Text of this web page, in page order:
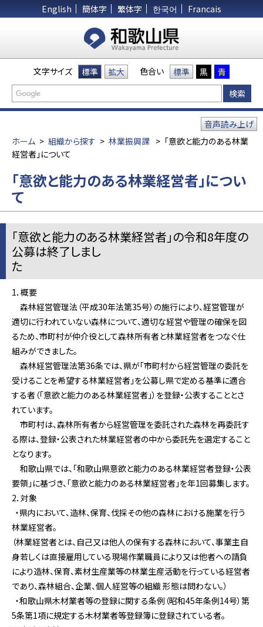
English 簡体字 繁体字 한국어 Francais
文字サイズ 標準 拡大 色合い 標準 黒 青
ホーム > 組織から探す > 林業振興課 > 「意欲と能力のある林業
経営者」について
音声読み上げ
「意欲と能力のある林業経営者」につい
て
「意欲と能力のある林業経営者」の令和8年度の
公募は終了しまし
1．概要
森林経営管理法（平成30年法第35号）の施行により、経営管理が
適切に行われていない森林について、適切な経営や管理の確保を図
るため、市町村が仲介役として森林所有者と林業経営者をつなぐ仕
組みができました。
森林経営管理法第36条では、県が「市町村から経営管理の委託を
受けることを希望する林業経営者」を公募し県で定める基準に適合
する者（「意欲と能力のある林業経営者」）を登録・公表することとさ
れています。
市町村は、森林所有者から経営管理を委託された森林を再委託す
る際は、登録・公表された林業経営者の中から委託先を選定すること
となります。
和歌山県では、「和歌山県意欲と能力のある林業経営者登録・公表
要領」に基づき、「意欲と能力のある林業経営者」を年1回募集します。
2．対象
・県内において、造林、保育、伐採その他の森林における施業を行う
林業経営者。
（林業経営者とは、自己又は他人の保有する森林において、事業主自
身若しくは直接雇用している現場作業職員により又は他者への請負
により造林、保育、素材生産業等の林業生産活動を行っている経営者
であり、森林組合、企業、個人経営等の組織 形態は問わない。）
・和歌山県木材業者等の登録に関する条例（昭和45年条例14号）第
5条第1項に規定する木材業者等登録簿に登録されている者。